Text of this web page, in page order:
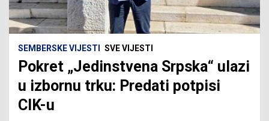
SEMBERSKE VIJESTI SVE VIJESTI
Pokret „Jedinstvena Srpska“ ulazi
u izbornu trku: Predati potpisi
CIK-u